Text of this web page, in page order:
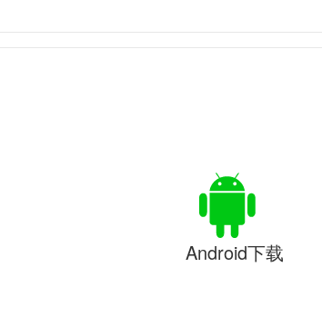
Android下载